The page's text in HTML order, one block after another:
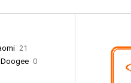
21
Doogee 0